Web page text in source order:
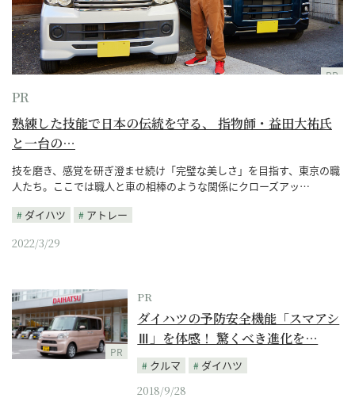
PR
PR
熟練した技能で日本の伝統を守る、 指物師・益田大祐氏
と一台の…
技を磨き、感覚を研ぎ澄ませ続け「完璧な美しさ」を目指す、東京の職
人たち。ここでは職人と車の相棒のような関係にクローズアッ…
ダイハツ
アトレー
2022/3/29
PR
PR
ダイハツの予防安全機能「スマアシ
Ⅲ」を体感！ 驚くべき進化を…
クルマ
ダイハツ
2018/9/28